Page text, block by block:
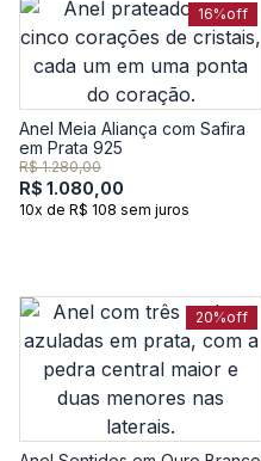
16%off
Anel Meia Aliança com Safira
em Prata 925
R$ 1.280,00
R$ 1.080,00
10x de R$ 108 sem juros
20%off